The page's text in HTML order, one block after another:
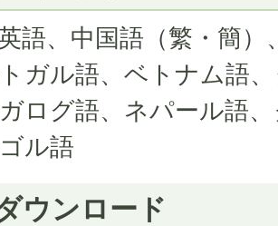
語、中国語（繁・簡
ガル語、ベトナム語
ログ語、ネパール語
ル語
ウンロード